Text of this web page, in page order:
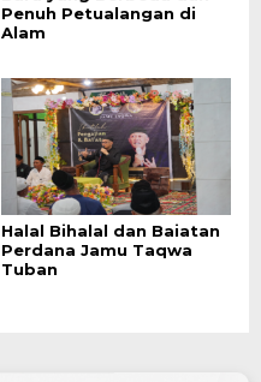
Penuh Petualangan di
Alam
Halal Bihalal dan Baiatan
Perdana Jamu Taqwa
Tuban